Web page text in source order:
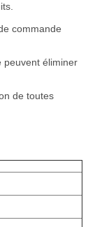
commande
peuvent éliminer
de toutes